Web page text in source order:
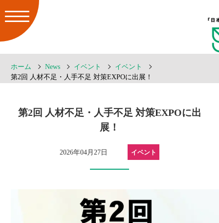
ホーム News イベント
イベント
第2回 人材不足・人手不足 対策EXPOに出展！
第2回 人材不足・人手不足 対策EXPOに出
展！
2026年04月27日 イベント